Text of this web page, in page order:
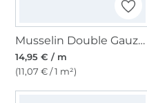
Musselin Double Gauze Blumenliebe, weiss
14,95 € / m
(11,07 € / 1 m²)